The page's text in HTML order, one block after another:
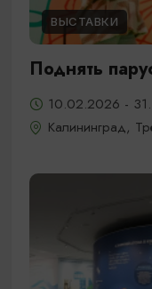
ВЫСТАВКИ
Поднять
10.02.2026 -
Калининград,